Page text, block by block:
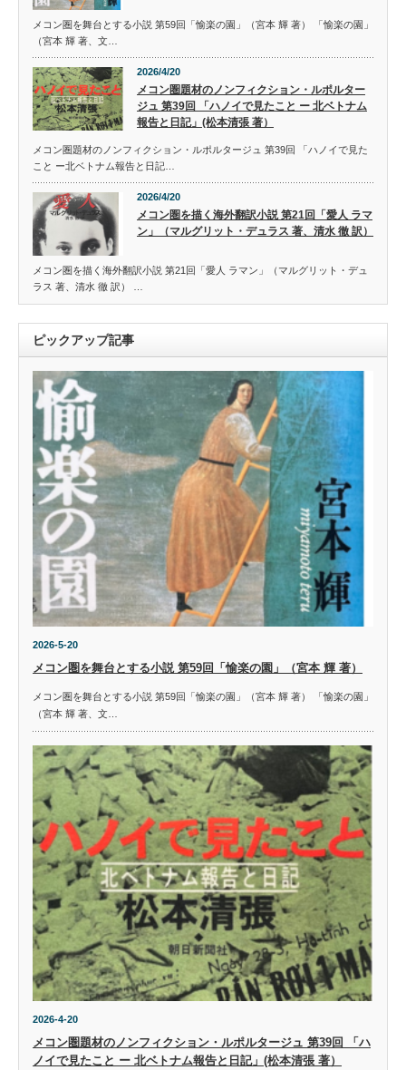
メコン圏を舞台とする小説 第59回「愉楽の園」（宮本 輝 著） 「愉楽の園」
（宮本 輝 著、文…
2026/4/20
メコン圏題材のノンフィクション・ルポルター
ジュ 第39回 「ハノイで見たこと ー 北ベトナム
報告と日記」(松本清張 著）
メコン圏題材のノンフィクション・ルポルタージュ 第39回 「ハノイで見た
こと ー北ベトナム報告と日記…
2026/4/20
メコン圏を描く海外翻訳小説 第21回「愛人 ラマ
ン」（マルグリット・デュラス 著、清水 徹 訳）
メコン圏を描く海外翻訳小説 第21回「愛人 ラマン」（マルグリット・デュ
ラス 著、清水 徹 訳） …
ピックアップ記事
2026-5-20
メコン圏を舞台とする小説 第59回「愉楽の園」（宮本 輝 著）
メコン圏を舞台とする小説 第59回「愉楽の園」（宮本 輝 著） 「愉楽の園」
（宮本 輝 著、文…
2026-4-20
メコン圏題材のノンフィクション・ルポルタージュ 第39回 「ハ
ノイで見たこと ー 北ベトナム報告と日記」(松本清張 著）